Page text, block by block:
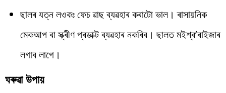
ছালৰ যত্ন লওকঃ ফেচ ৱাছ ব্যৱহাৰ কৰাটো ভাল। ৰাসায়নিক
মেকআপ বা স্ক্ৰীণ প্ৰডাক্ট ব্যৱহাৰ নকৰিব। ছালত মইশ্ব’ৰাইজাৰ
লগাব লাগে।
ঘৰুৱা উপায়